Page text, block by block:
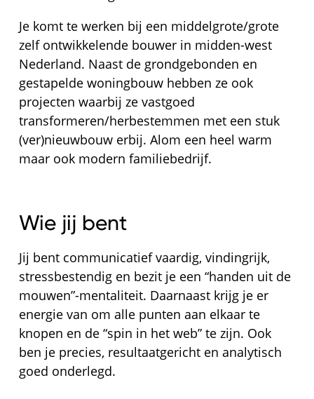
Je komt te werken bij een middelgrote/grote
zelf ontwikkelende bouwer in midden-west
Nederland. Naast de grondgebonden en
gestapelde woningbouw hebben ze ook
projecten waarbij ze vastgoed
transformeren/herbestemmen met een stuk
(ver)nieuwbouw erbij. Alom een heel warm
maar ook modern familiebedrijf.
Wie jij bent
Jij bent communicatief vaardig, vindingrijk,
stressbestendig en bezit je een “handen uit de
mouwen”-mentaliteit. Daarnaast krijg je er
energie van om alle punten aan elkaar te
knopen en de “spin in het web” te zijn. Ook
ben je precies, resultaatgericht en analytisch
goed onderlegd.